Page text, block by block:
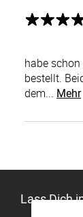
habe
bestellt.
dem... Mehr
Lass Dich